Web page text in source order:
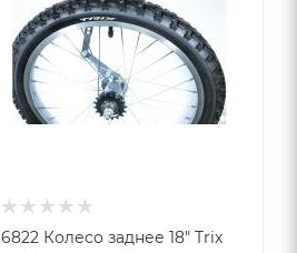
6822 Колесо заднее 18" Trix